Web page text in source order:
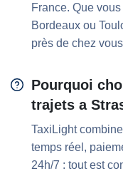
France. Que
Bordeaux ou
près de chez
Pourquoi
trajets a
TaxiLight
temps réel,
24h/7 : tout est